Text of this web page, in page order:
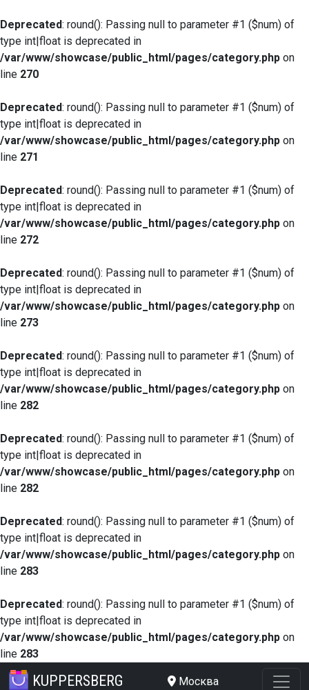
Deprecated: round(): Passing null to parameter #1 ($num) of
type int|float is deprecated in
/var/www/showcase/public_html/pages/category.php on
line 270
Deprecated: round(): Passing null to parameter #1 ($num) of
type int|float is deprecated in
/var/www/showcase/public_html/pages/category.php on
line 271
Deprecated: round(): Passing null to parameter #1 ($num) of
type int|float is deprecated in
/var/www/showcase/public_html/pages/category.php on
line 272
Deprecated: round(): Passing null to parameter #1 ($num) of
type int|float is deprecated in
/var/www/showcase/public_html/pages/category.php on
line 273
Deprecated: round(): Passing null to parameter #1 ($num) of
type int|float is deprecated in
/var/www/showcase/public_html/pages/category.php on
line 282
Deprecated: round(): Passing null to parameter #1 ($num) of
type int|float is deprecated in
/var/www/showcase/public_html/pages/category.php on
line 282
Deprecated: round(): Passing null to parameter #1 ($num) of
type int|float is deprecated in
/var/www/showcase/public_html/pages/category.php on
line 283
Deprecated: round(): Passing null to parameter #1 ($num) of
type int|float is deprecated in
/var/www/showcase/public_html/pages/category.php on
line 283
KUPPERSBERG Москва